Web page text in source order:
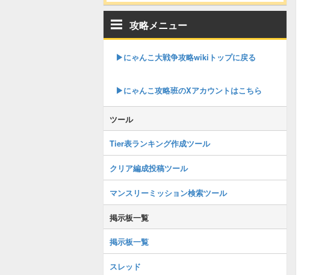
攻略メニュー
▶︎にゃんこ大戦争攻略wikiトップに戻る
▶︎にゃんこ攻略班のXアカウントはこちら
ツール
Tier表ランキング作成ツール
クリア編成投稿ツール
マンスリーミッション検索ツール
掲示板一覧
掲示板一覧
スレッド